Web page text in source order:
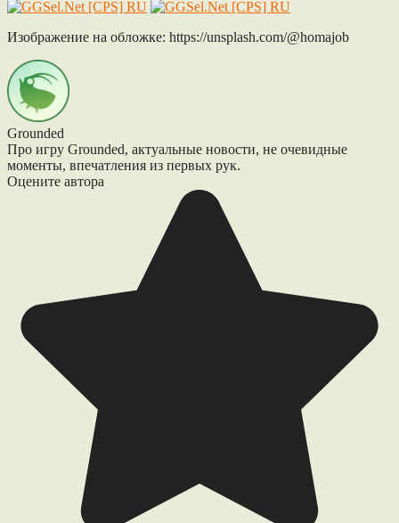
Изображение на обложке: https://unsplash.com/@homajob
Grounded
Про игру Grounded, актуальные новости, не очевидные
моменты, впечатления из первых рук.
Оцените автора